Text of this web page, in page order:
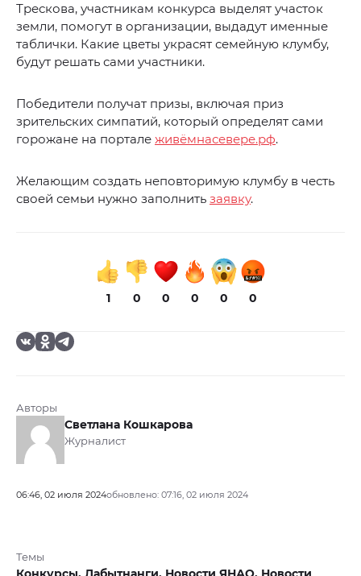
Трескова, участникам конкурса выделят участок
земли, помогут в организации, выдадут именные
таблички. Какие цветы украсят семейную клумбу,
будут решать сами участники.
Победители получат призы, включая приз
зрительских симпатий, который определят сами
горожане на портале живёмнасевере.рф.
Желающим создать неповторимую клумбу в честь
своей семьи нужно заполнить заявку.
1 0 0 0 0 0
Авторы
Светлана Кошкарова
Журналист
06:46, 02 июля 2024обновлено: 07:16, 02 июля 2024
Темы